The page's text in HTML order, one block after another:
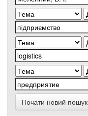
Почати новий пошук